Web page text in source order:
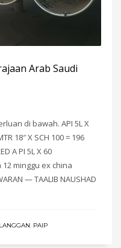
Arab Saudi
di bawah. API 5L X
18″ X SCH 100 = 196
A PI 5L X 60
minggu ex china
— TAALIB NAUSHAD
, PAIP